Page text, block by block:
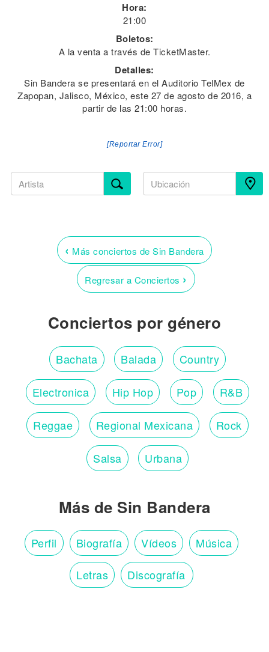
Hora:
21:00
Boletos:
A la venta a través de TicketMaster.
Detalles:
Sin Bandera se presentará en el Auditorio TelMex de
Zapopan, Jalisco, México, este 27 de agosto de 2016, a
partir de las 21:00 horas.
[Reportar Error]
‹ Más conciertos de Sin Bandera
Regresar a Conciertos ›
Conciertos por género
Bachata Balada Country
Electronica Hip Hop Pop R&B
Reggae Regional Mexicana Rock
Salsa Urbana
Más de Sin Bandera
Perfil Biografía Vídeos Música
Letras Discografía